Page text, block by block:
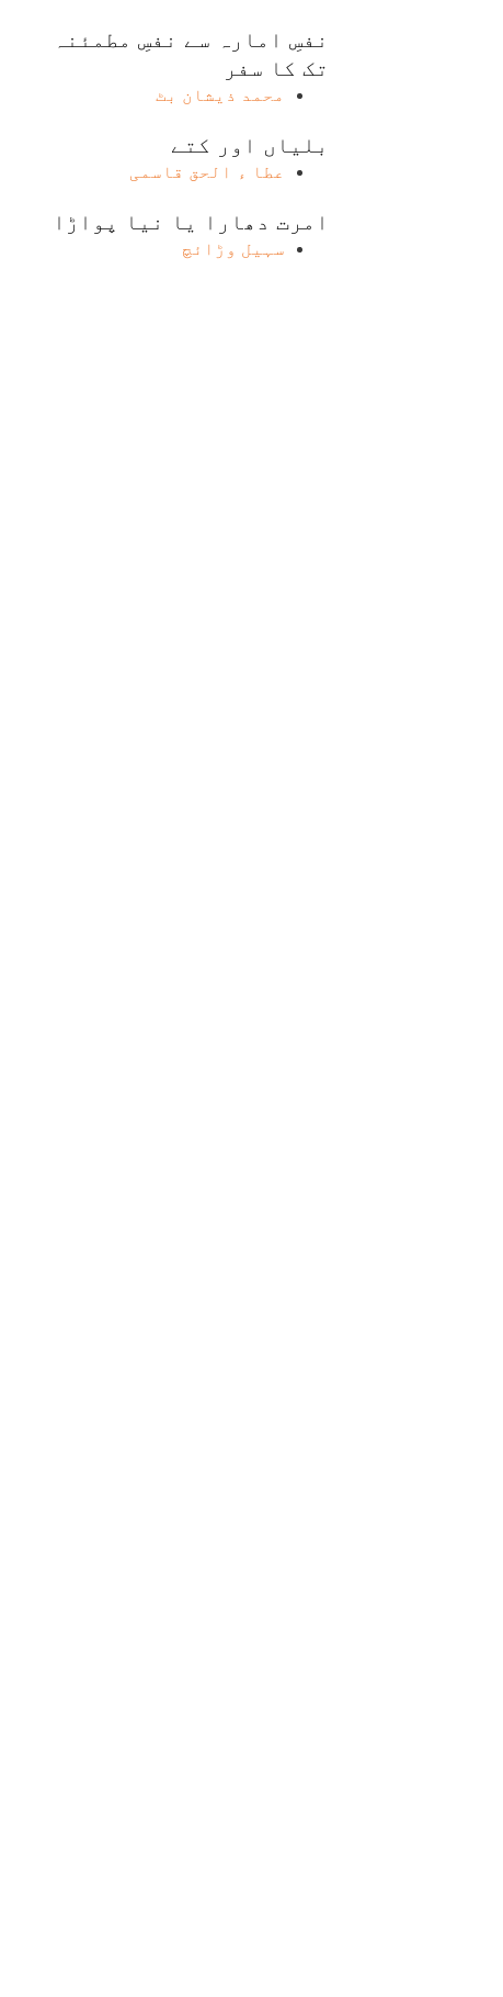
نفسِ امارہ سے نفسِ مطمئنہ
تک کا سفر
محمد ذیشان بٹ
بلیاں اور کتے
عطا ء الحق قاسمی
امرت دھارا یا نیا پواڑا
سہیل وڑائچ